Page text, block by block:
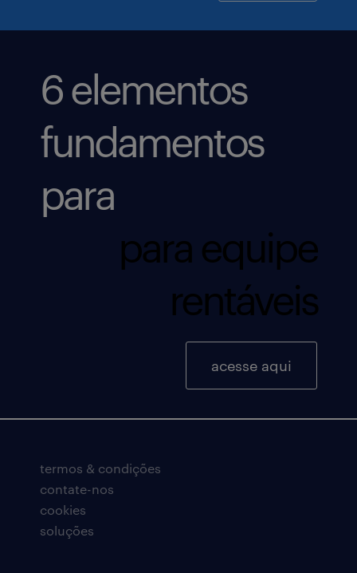
6 elementos
fundamentos
para
para equipe
rentáveis
acesse aqui
termos & condições
contate-nos
cookies
soluções